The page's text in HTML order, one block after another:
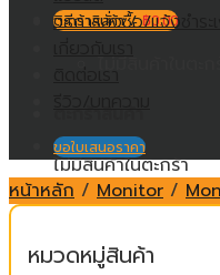
ตะกร้าสินค้า /฿0.00
ไม่มีสินค้าในตะกร้า
วิธีการสั่งซื้อ/แจ้งชำระเ
ติดต่อเรา
ขอใบเสนอราคา
หน้าหลัก / Monitor /
หมวดหมู่สินค้า